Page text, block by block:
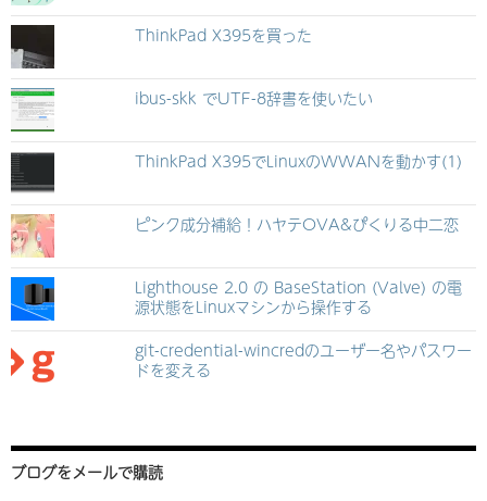
ThinkPad X395を買った
ibus-skk でUTF-8辞書を使いたい
ThinkPad X395でLinuxのWWANを動かす(1)
ピンク成分補給！ハヤテOVA&ぴくりる中二恋
Lighthouse 2.0 の BaseStation (Valve) の電
源状態をLinuxマシンから操作する
git-credential-wincredのユーザー名やパスワー
ドを変える
ブログをメールで購読